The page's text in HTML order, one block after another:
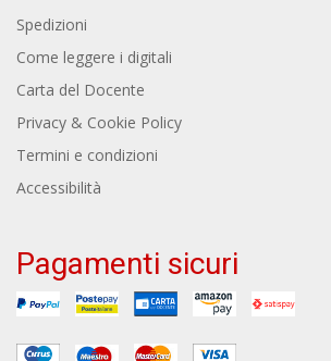
Spedizioni
Come leggere i digitali
Carta del Docente
Privacy & Cookie Policy
Termini e condizioni
Accessibilità
Pagamenti sicuri